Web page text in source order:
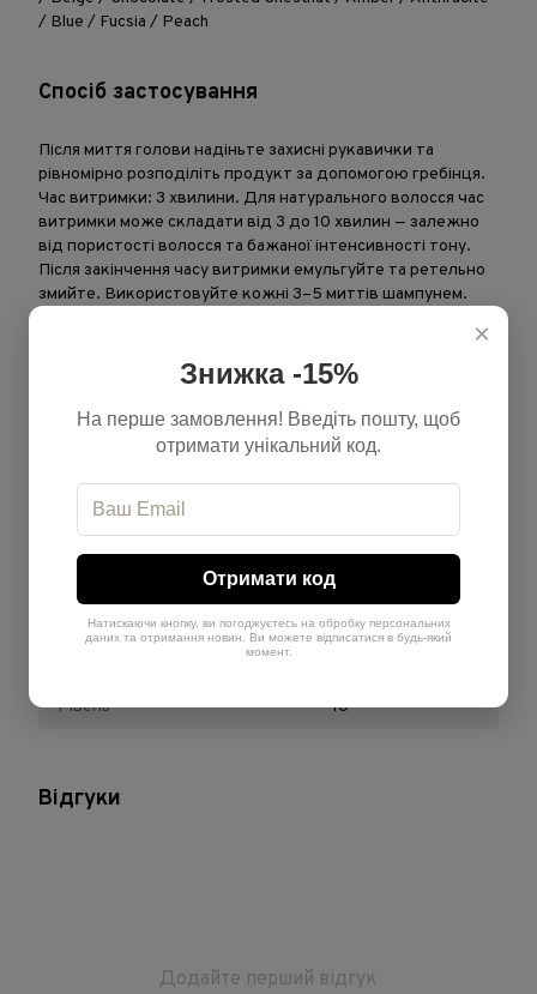
/ Blue / Fucsia / Peach
Спосіб застосування
Після миття голови надіньте захисні рукавички та
рівномірно розподіліть продукт за допомогою гребінця.
Час витримки: 3 хвилини. Для натурального волосся час
витримки може складати від 3 до 10 хвилин — залежно
від пористості волосся та бажаної інтенсивності тону.
Після закінчення часу витримки емульгуйте та ретельно
змийте. Використовуйте кожні 3–5 миттів шампунем.
Тонуй. Доглядай. Повертай блиск
Бренд
200 мл
Країна-виробник Італія
Рівень 10
Відгуки
Додайте перший відгук
×
Знижка -15%
На перше замовлення! Введіть пошту, щоб
отримати унікальний код.
Отримати код
Натискаючи кнопку, ви погоджуєтесь на обробку персональних
даних та отримання новин. Ви можете відписатися в будь-який
момент.